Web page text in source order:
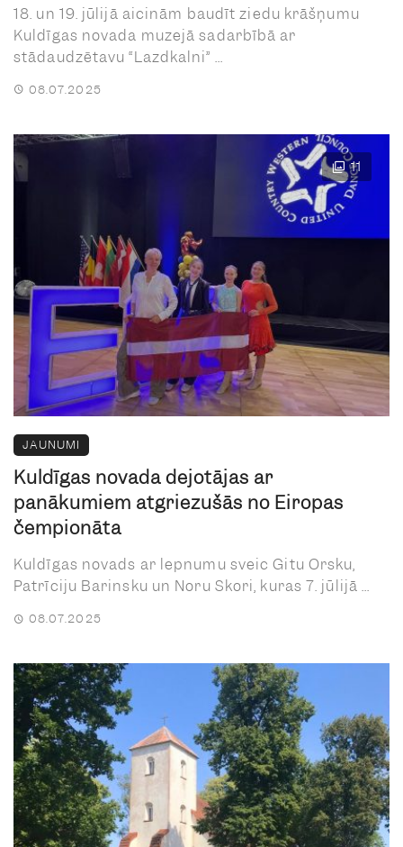
18. un 19. jūlijā aicinām baudīt ziedu krāšņumu
Kuldīgas novada muzejā sadarbībā ar
stādaudzētavu “Lazdkalni” ...
08.07.2025
11
JAUNUMI
Kuldīgas novada dejotājas ar
panākumiem atgriezušās no Eiropas
čempionāta
Kuldīgas novads ar lepnumu sveic Gitu Orsku,
Patrīciju Barinsku un Noru Skori, kuras 7. jūlijā ...
08.07.2025